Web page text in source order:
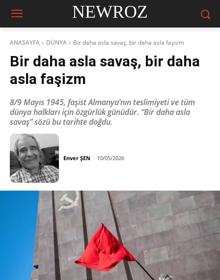
NEWROZ
ANASAYFA DÜNYA Bir daha asla savaş, bir daha asla faşizm
Bir daha asla savaş, bir daha
asla faşizm
8/9 Mayıs 1945, faşist Almanya’nın teslimiyeti ve tüm
dünya halkları için özgürlük günüdür. “Bir daha asla
savaş” sözü bu tarihte doğdu.
Enver ŞEN 10/05/2026